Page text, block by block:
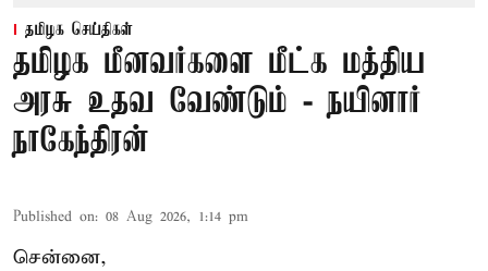
தமிழக செய்திகள்
தமிழக மீனவர்களை மீட்க மத்திய
அரசு உதவ வேண்டும் - நயினார்
நாகேந்திரன்
Published on: 08 Aug 2026, 1:14 pm
சென்னை,